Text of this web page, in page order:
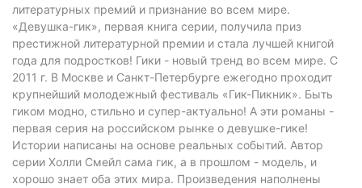
литературных премий и признание во всем мире.
«Девушка-гик», первая книга серии, получила приз
престижной литературной премии и стала лучшей книгой
года для подростков! Гики - новый тренд во всем мире. С
2011 г. В Москве и Санкт-Петербурге ежегодно проходит
крупнейший молодежный фестиваль «Гик-Пикник». Быть
гиком модно, стильно и супер-актуально! А эти романы -
первая серия на российском рынке о девушке-гике!
Истории написаны на основе реальных событий. Автор
серии Холли Смейл сама гик, а в прошлом - модель, и
хорошо знает оба этих мира. Произведения наполнены